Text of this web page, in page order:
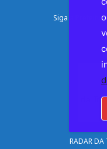
Siga a
RADAR DA